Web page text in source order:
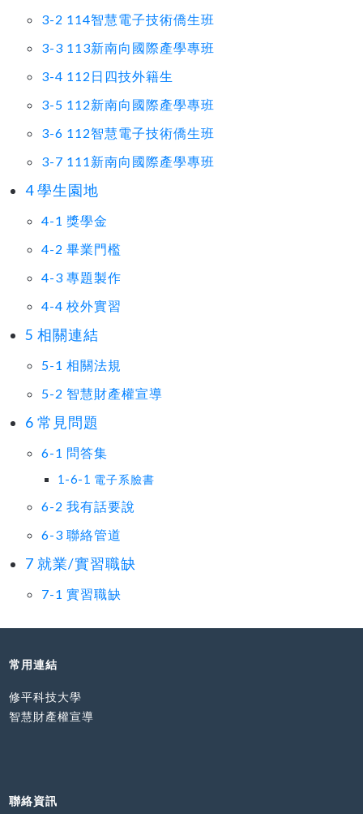
3-2 114智慧電子技術僑生班
3-3 113新南向國際產學專班
3-4 112日四技外籍生
3-5 112新南向國際產學專班
3-6 112智慧電子技術僑生班
3-7 111新南向國際產學專班
4 學生園地
4-1 獎學金
4-2 畢業門檻
4-3 專題製作
4-4 校外實習
5 相關連結
5-1 相關法規
5-2 智慧財產權宣導
6 常見問題
6-1 問答集
1-6-1 電子系臉書
6-2 我有話要說
6-3 聯絡管道
7 就業/實習職缺
7-1 實習職缺
常用連結
修平科技大學
智慧財產權宣導
聯絡資訊